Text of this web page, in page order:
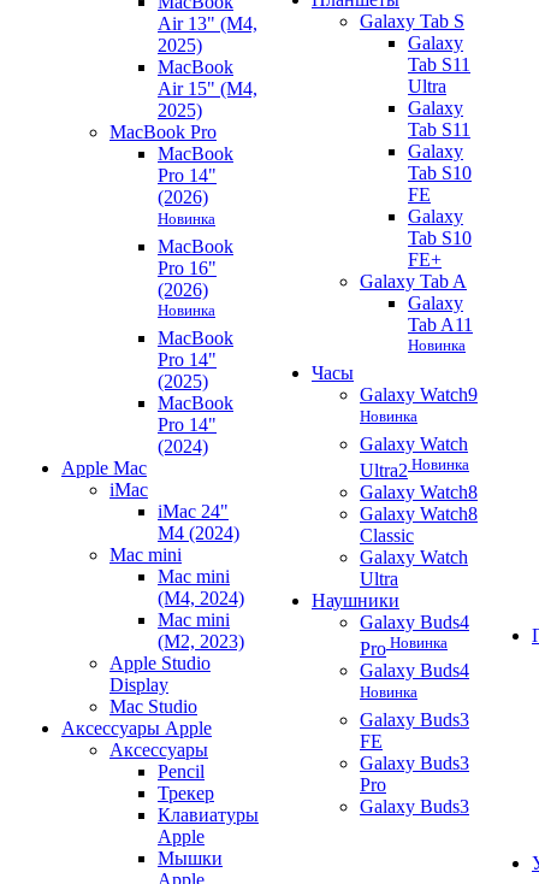
Air 13" (M4,
2025)
MacBook
Air 15" (M4,
2025)
MacBook Pro
MacBook
Pro 14"
(2026)
Новинка
MacBook
Pro 16"
(2026)
Новинка
MacBook
Pro 14"
(2025)
MacBook
Pro 14"
(2024)
Apple Mac
iMac
iMac 24"
M4 (2024)
Mac mini
Mac mini
(M4, 2024)
Mac mini
(M2, 2023)
Apple Studio
Display
Mac Studio
Аксессуары Apple
Аксессуары
Pencil
Трекер
Клавиатуры
Apple
Мышки
Apple
Galaxy Tab S
Galaxy
Tab S11
Ultra
Galaxy
Tab S11
Galaxy
Tab S10
FE
Galaxy
Tab S10
FE+
Galaxy Tab A
Galaxy
Tab A11
Новинка
Часы
Galaxy Watch9
Новинка
Galaxy Watch
Ultra2 Новинка
Galaxy Watch8
Galaxy Watch8
Classic
Galaxy Watch
Ultra
Наушники
Galaxy Buds4
Pro Новинка
Galaxy Buds4
Новинка
Galaxy Buds3
FE
Galaxy Buds3
Pro
Galaxy Buds3